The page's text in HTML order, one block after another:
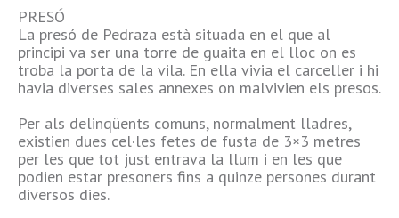
PRESÓ
La presó de Pedraza està situada en el que al
principi va ser una torre de guaita en el lloc on es
troba la porta de la vila. En ella vivia el carceller i hi
havia diverses sales annexes on malvivien els presos.
Per als delinqüents comuns, normalment lladres,
existien dues cel·les fetes de fusta de 3×3 metres
per les que tot just entrava la llum i en les que
podien estar presoners fins a quinze persones durant
diversos dies.